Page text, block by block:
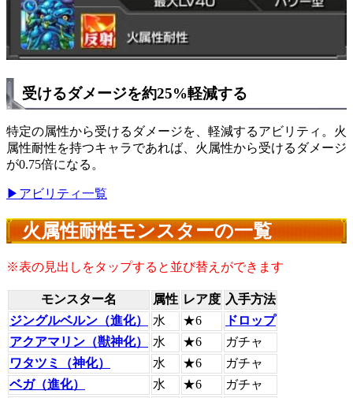
受けるダメージを約25%軽減する
特定の属性から受けるダメージを、軽減するアビリティ。火
属性耐性を持つキャラであれば、火属性から受けるダメージ
が0.75倍になる。
▶アビリティ一覧
火属性耐性モンスターの一覧
※表の見出しをタップすると並び替えができます
モンスター名 属性 レア度 入手方法
ジングルベルン（進化）
水 ★6
ドロップ
アクアマリン（獣神化）
水 ★6
ガチャ
ワタツミ（神化）
水 ★6
ガチャ
ベガ（進化）
水 ★6
ガチャ